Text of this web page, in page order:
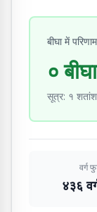
बीघा में परिणाम
० बीघा
सूत्र: १
वर्ग
४३६